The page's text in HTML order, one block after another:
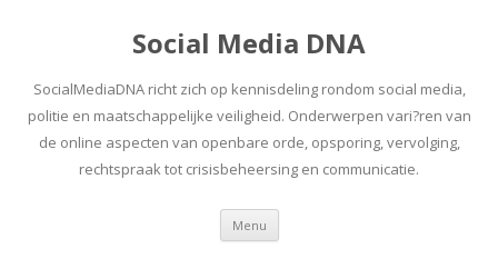
Social Media DNA
SocialMediaDNA richt zich op kennisdeling rondom social media,
politie en maatschappelijke veiligheid. Onderwerpen vari?ren van
de online aspecten van openbare orde, opsporing, vervolging,
rechtspraak tot crisisbeheersing en communicatie.
Menu Spring
inhoud